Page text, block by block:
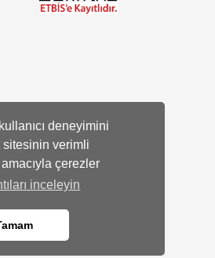
deneyimini
verimli
amacıyla çerezler
inceleyin